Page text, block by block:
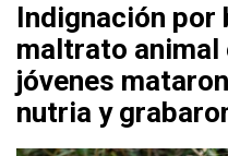
Indignación por
maltrato animal
jóvenes
nutria y